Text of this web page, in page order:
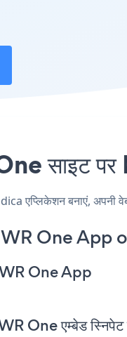
साइट पर
एप्लिकेशन बनाएं, अपनी
One App
One App
One एम्बेड स्निपेट